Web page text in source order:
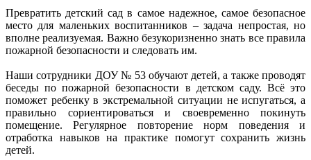
Превратить детский сад в самое надежное, самое безопасное
место для маленьких воспитанников – задача непростая, но
вполне реализуемая. Важно безукоризненно знать все правила
пожарной безопасности и следовать им.
Наши сотрудники ДОУ № 53 обучают детей, а также проводят
беседы по пожарной безопасности в детском саду. Всё это
поможет ребенку в экстремальной ситуации не испугаться, а
правильно сориентироваться и своевременно покинуть
помещение. Регулярное повторение норм поведения и
отработка навыков на практике помогут сохранить жизнь
детей.